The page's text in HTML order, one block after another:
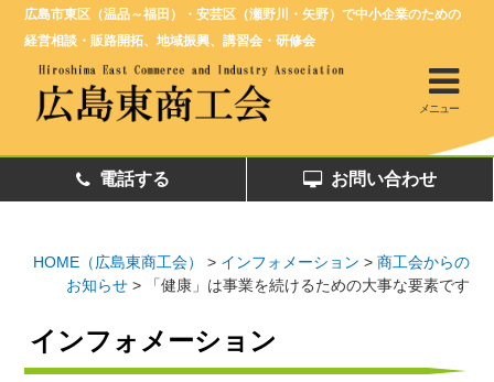
広島市東区（温品～福田）・安芸区（瀬野川・矢野）で中小企業のための
経営相談・販路開拓、地域振興、講習会・研修会
メニュー
電話する お問い合わせ
HOME（広島東商工会） > インフォメーション > 商工会からの
お知らせ> 「健康」は事業を続けるための大事な要素です
インフォメーション